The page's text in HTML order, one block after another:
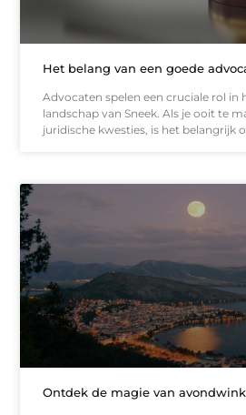
Het belang van een goede
Advocaten spelen een cruciale rol in
landschap van Sneek. Als je ooit te
juridische kwesties, is het belangrijk
Ontdek de magie van